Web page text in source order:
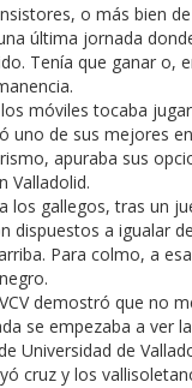
o más bien
última jornada
Tenía que ganar o,
móviles tocaba
uno de sus mejores
apuraba sus
Valladolid.
los gallegos, tras un
dispuestos a igualar
Para colmo, a
demostró que no
se empezaba a ver
Universidad de
cruz y los